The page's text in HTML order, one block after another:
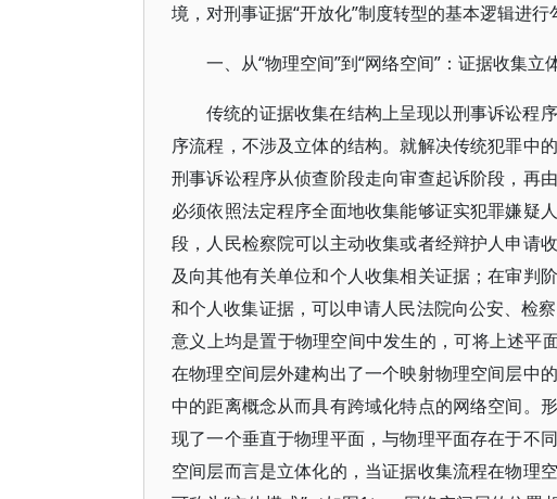
境，对刑事证据“开放化”制度转型的基本逻辑进行
一、从“物理空间”到“网络空间”：证据收集立
传统的证据收集在结构上呈现以刑事诉讼程
序流程，不涉及立体的结构。就解决传统犯罪中
刑事诉讼程序从侦查阶段走向审查起诉阶段，再
必须依照法定程序全面地收集能够证实犯罪嫌疑
段，人民检察院可以主动收集或者经辩护人申请
及向其他有关单位和个人收集相关证据；在审判
和个人收集证据，可以申请人民法院向公安、检
意义上均是置于物理空间中发生的，可将上述平
在物理空间层外建构出了一个映射物理空间层中
中的距离概念从而具有跨域化特点的网络空间。
现了一个垂直于物理平面，与物理平面存在于不
空间层而言是立体化的，当证据收集流程在物理